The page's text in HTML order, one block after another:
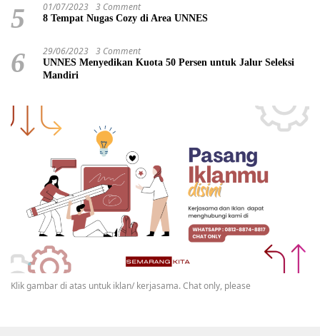
5 01/07/2023 3 Comment
8 Tempat Nugas Cozy di Area UNNES
6 29/06/2023 3 Comment
UNNES Menyedikan Kuota 50 Persen untuk Jalur Seleksi
Mandiri
Klik gambar di atas untuk iklan/ kerjasama. Chat only, please